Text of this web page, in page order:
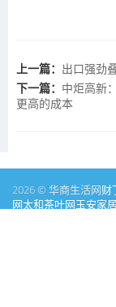
上一篇： 出口强劲
下一篇： 中炬高新
更高的成本
2026 © 华商生活网财
网太和茶叶网玉安家